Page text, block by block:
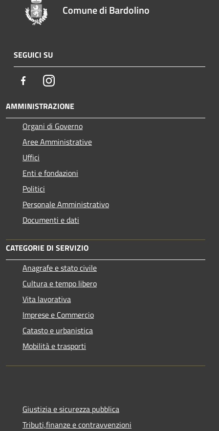
Comune di Bardolino
SEGUICI SU
FacebookInstagram
AMMINISTRAZIONE
Organi di Governo
Aree Amministrative
Uffici
Enti e fondazioni
Politici
Personale Amministrativo
Documenti e dati
CATEGORIE DI SERVIZIO
Anagrafe e stato civile
Cultura e tempo libero
Vita lavorativa
Imprese e Commercio
Catasto e urbanistica
Mobilità e trasporti
Giustizia e sicurezza pubblica
Tributi,finanze e contravvenzioni